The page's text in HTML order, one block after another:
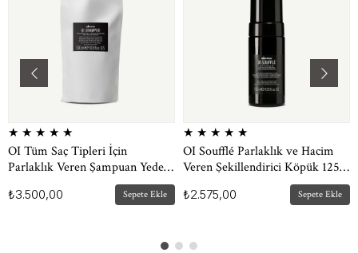
★ ★ ★ ★ ★
OI Tüm Saç Tipleri İçin
Parlaklık Veren Şampuan Yedek
₺3.500,00 Sepete Ekle
★ ★ ★ ★ ★
OI Soufflé Parlaklık ve Hacim
Veren Şekillendirici Köpük 125
₺2.575,00 Sepete Ekle